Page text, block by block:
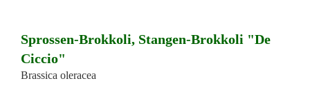
Sprossen-Brokkoli, Stangen-Brokkoli "De
Ciccio"
Brassica oleracea